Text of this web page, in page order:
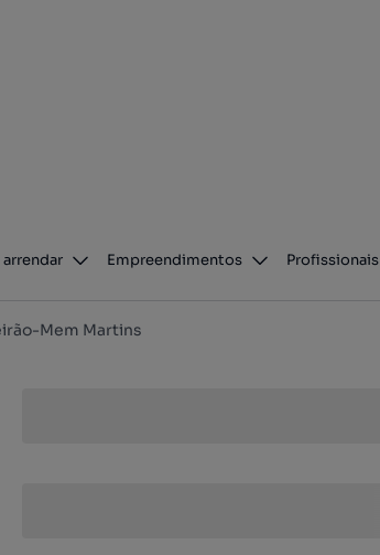
arrendar Empreendimentos Profissionais
Mem Martins